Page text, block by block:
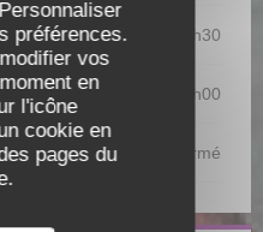
préférences.
vos
en
l'icône
cookie en
pages du
- 13h30 • 19h00 - 21h30
- 13h30 19h00 - 22h00
Fermé